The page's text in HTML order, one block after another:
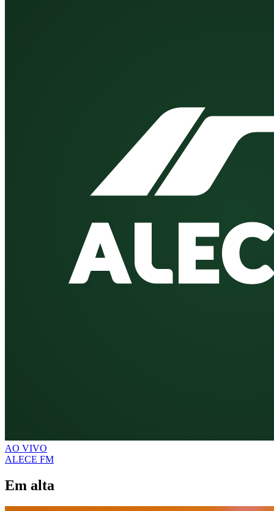
AO VIVO
ALECE FM
Em alta